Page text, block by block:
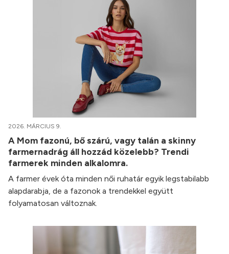
2026. MÁRCIUS 9.
A Mom fazonú, bő szárú, vagy talán a skinny
farmernadrág áll hozzád közelebb? Trendi
farmerek minden alkalomra.
A farmer évek óta minden női ruhatár egyik legstabilabb
alapdarabja, de a fazonok a trendekkel együtt
folyamatosan változnak.